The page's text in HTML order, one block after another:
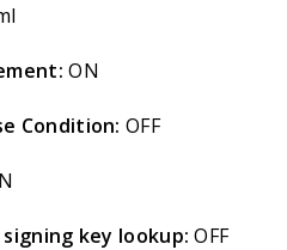
ON
Condition: OFF
signing key lookup: OFF